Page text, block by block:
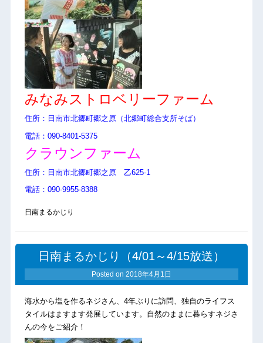
みなみストロベリーファーム
住所：日南市北郷町郷之原（北郷町総合支所そば）
電話：090-8401-5375
クラウンファーム
住所： 日南市北郷町郷之原 乙625-1
電話：090-9955-8388
日南まるかじり
日南まるかじり（4/01～4/15放送）
Posted on 2018年4月1日
海水から塩を作るネジさん、4年ぶりに訪問、独自のライフス
タイルはますます発展しています。自然のままに暮らすネジさ
んの今をご紹介！